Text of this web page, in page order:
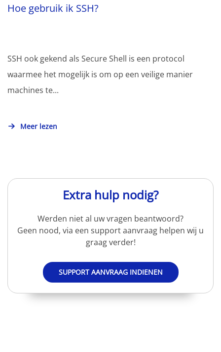
Hoe gebruik ik SSH?
SSH ook gekend als Secure Shell is een protocol
waarmee het mogelijk is om op een veilige manier
machines te...
Meer lezen
Extra hulp nodig?
Werden niet al uw vragen beantwoord?
Geen nood, via een support aanvraag helpen wij u
graag verder!
SUPPORT AANVRAAG INDIENEN